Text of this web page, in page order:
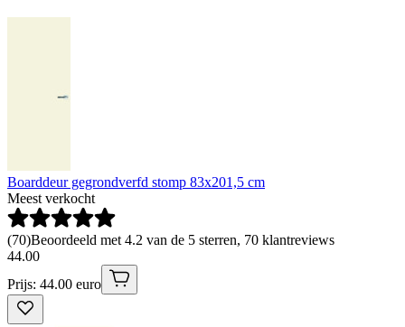
Boarddeur gegrondverfd stomp 83x201,5 cm
Meest verkocht
(70)Beoordeeld met 4.2 van de 5 sterren, 70 klantreviews
44.00
Prijs: 44.00 euro